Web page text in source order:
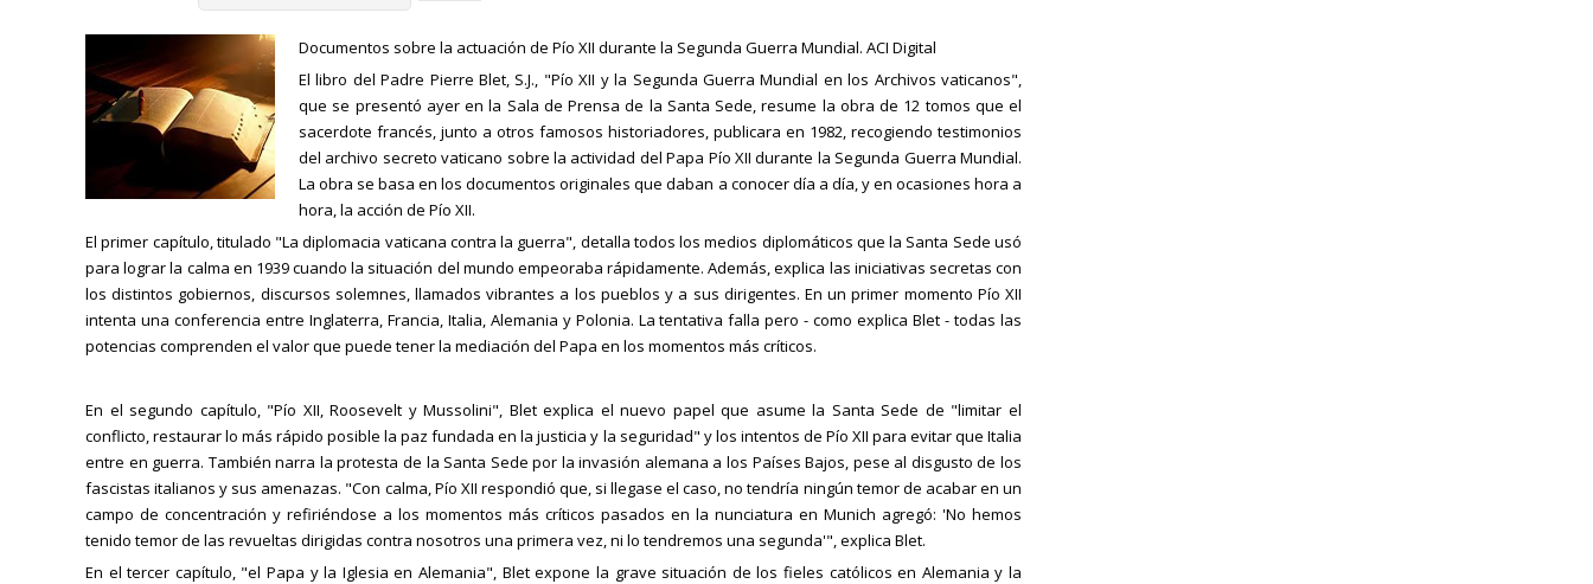
Documentos sobre la actuación de Pío XII durante la Segunda Guerra Mundial. ACI Digital
El libro del Padre Pierre Blet, S.J., "Pío XII y la Segunda Guerra Mundial en los Archivos vaticanos",
que se presentó ayer en la Sala de Prensa de la Santa Sede, resume la obra de 12 tomos que el
sacerdote francés, junto a otros famosos historiadores, publicara en 1982, recogiendo testimonios
del archivo secreto vaticano sobre la actividad del Papa Pío XII durante la Segunda Guerra Mundial.
La obra se basa en los documentos originales que daban a conocer día a día, y en ocasiones hora a
hora, la acción de Pío XII.
El primer capítulo, titulado "La diplomacia vaticana contra la guerra", detalla todos los medios diplomáticos que la Santa Sede usó
para lograr la calma en 1939 cuando la situación del mundo empeoraba rápidamente. Además, explica las iniciativas secretas con
los distintos gobiernos, discursos solemnes, llamados vibrantes a los pueblos y a sus dirigentes. En un primer momento Pío XII
intenta una conferencia entre Inglaterra, Francia, Italia, Alemania y Polonia. La tentativa falla pero - como explica Blet - todas las
potencias comprenden el valor que puede tener la mediación del Papa en los momentos más críticos.
En el segundo capítulo, "Pío XII, Roosevelt y Mussolini", Blet explica el nuevo papel que asume la Santa Sede de "limitar el
conflicto, restaurar lo más rápido posible la paz fundada en la justicia y la seguridad" y los intentos de Pío XII para evitar que Italia
entre en guerra. También narra la protesta de la Santa Sede por la invasión alemana a los Países Bajos, pese al disgusto de los
fascistas italianos y sus amenazas. "Con calma, Pío XII respondió que, si llegase el caso, no tendría ningún temor de acabar en un
campo de concentración y refiriéndose a los momentos más críticos pasados en la nunciatura en Munich agregó: 'No hemos
tenido temor de las revueltas dirigidas contra nosotros una primera vez, ni lo tendremos una segunda'", explica Blet.
En el tercer capítulo, "el Papa y la Iglesia en Alemania", Blet expone la grave situación de los fieles católicos en Alemania y la